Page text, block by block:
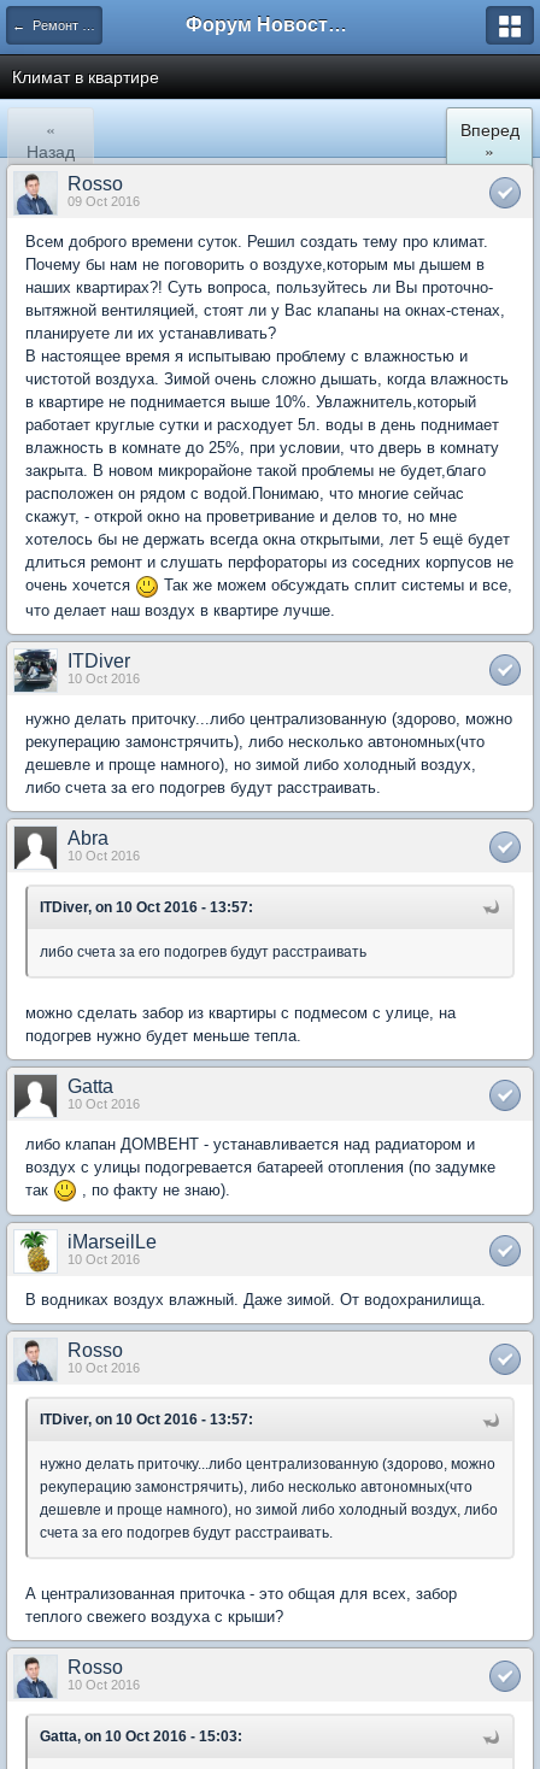
← Ремонт и обустройство Форум Новостройки
Климат в квартире
«
Назад
Вперед
»
Rosso
09 Oct 2016
Всем доброго времени суток. Решил создать тему про климат.
Почему бы нам не поговорить о воздухе,которым мы дышем в
наших квартирах?! Суть вопроса, пользуйтесь ли Вы проточно-
вытяжной вентиляцией, стоят ли у Вас клапаны на окнах-стенах,
планируете ли их устанавливать?
В настоящее время я испытываю проблему с влажностью и
чистотой воздуха. Зимой очень сложно дышать, когда влажность
в квартире не поднимается выше 10%. Увлажнитель,который
работает круглые сутки и расходует 5л. воды в день поднимает
влажность в комнате до 25%, при условии, что дверь в комнату
закрыта. В новом микрорайоне такой проблемы не будет,благо
расположен он рядом с водой.Понимаю, что многие сейчас
скажут, - открой окно на проветривание и делов то, но мне
хотелось бы не держать всегда окна открытыми, лет 5 ещё будет
длиться ремонт и слушать перфораторы из соседних корпусов не
очень хочется
Так же можем обсуждать сплит системы и все,
что делает наш воздух в квартире лучше.
ITDiver
10 Oct 2016
нужно делать приточку...либо централизованную (здорово, можно
рекуперацию замонстрячить), либо несколько автономных(что
дешевле и проще намного), но зимой либо холодный воздух,
либо счета за его подогрев будут расстраивать.
Abra
10 Oct 2016
ITDiver, on 10 Oct 2016 - 13:57:
либо счета за его подогрев будут расстраивать
можно сделать забор из квартиры с подмесом с улице, на
подогрев нужно будет меньше тепла.
Gatta
10 Oct 2016
либо клапан ДОМВЕНТ - устанавливается над радиатором и
воздух с улицы подогревается батареей отопления (по задумке
так
, по факту не знаю).
iMarseilLe
10 Oct 2016
В водниках воздух влажный. Даже зимой. От водохранилища.
Rosso
10 Oct 2016
ITDiver, on 10 Oct 2016 - 13:57:
нужно делать приточку...либо централизованную (здорово, можно
рекуперацию замонстрячить), либо несколько автономных(что
дешевле и проще намного), но зимой либо холодный воздух, либо
счета за его подогрев будут расстраивать.
А централизованная приточка - это общая для всех, забор
теплого свежего воздуха с крыши?
Rosso
10 Oct 2016
Gatta, on 10 Oct 2016 - 15:03: